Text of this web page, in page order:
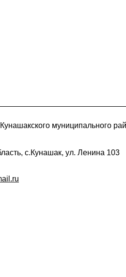
муниципального
с.Кунашак, ул. Ленина 103